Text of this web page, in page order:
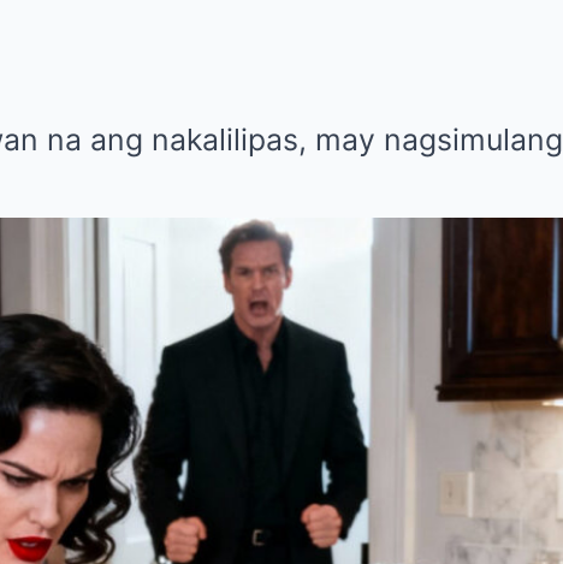
na ang nakalilipas, may nagsimulang